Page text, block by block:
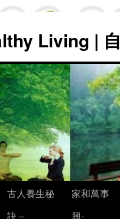
Living |
古人養生秘
訣 –
家和萬事
興-